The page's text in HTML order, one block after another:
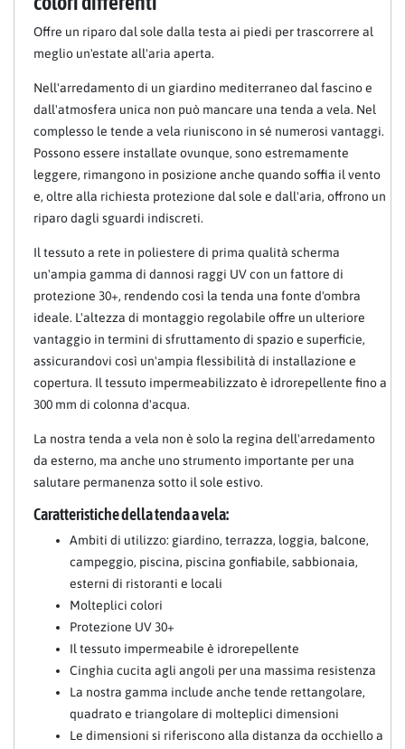
Offre un riparo dal sole dalla testa ai piedi per trascorrere al
meglio un'estate all'aria aperta.
Nell'arredamento di un giardino mediterraneo dal fascino e
dall'atmosfera unica non può mancare una tenda a vela. Nel
complesso le tende a vela riuniscono in sé numerosi vantaggi.
Possono essere installate ovunque, sono estremamente
leggere, rimangono in posizione anche quando soffia il vento
e, oltre alla richiesta protezione dal sole e dall'aria, offrono un
riparo dagli sguardi indiscreti.
Il tessuto a rete in poliestere di prima qualità scherma
un'ampia gamma di dannosi raggi UV con un fattore di
protezione 30+, rendendo così la tenda una fonte d'ombra
ideale. L'altezza di montaggio regolabile offre un ulteriore
vantaggio in termini di sfruttamento di spazio e superficie,
assicurandovi così un'ampia flessibilità di installazione e
copertura. Il tessuto impermeabilizzato è idrorepellente fino a
300 mm di colonna d'acqua.
La nostra tenda a vela non è solo la regina dell'arredamento
da esterno, ma anche uno strumento importante per una
salutare permanenza sotto il sole estivo.
Caratteristiche della tenda a vela:
Ambiti di utilizzo: giardino, terrazza, loggia, balcone,
campeggio, piscina, piscina gonfiabile, sabbionaia,
esterni di ristoranti e locali
Molteplici colori
Protezione UV 30+
Il tessuto impermeabile è idrorepellente
Cinghia cucita agli angoli per una massima resistenza
La nostra gamma include anche tende rettangolare,
quadrato e triangolare di molteplici dimensioni
Le dimensioni si riferiscono alla distanza da occhiello a